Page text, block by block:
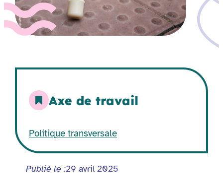
Axe de travail
Politique transversale
Publié le :29 avril 2025